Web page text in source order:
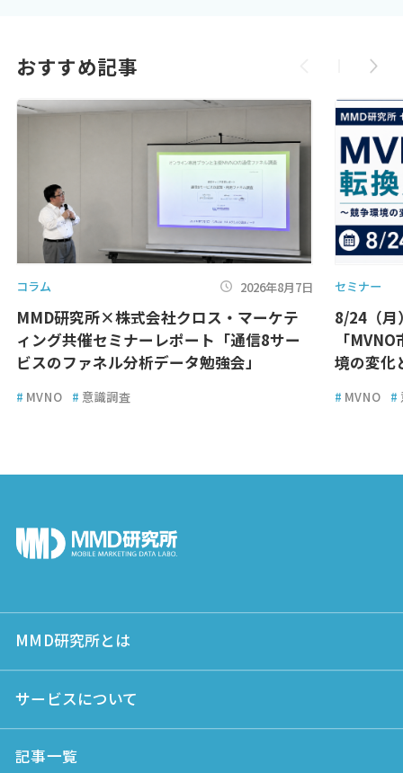
おすすめ記事
コラム 2026年8月7日
MMD研究所×株式会社クロス・マーケテ
ィング共催セミナーレポート「通信8サー
ビスのファネル分析データ勉強会」
# MVNO # 意識調査
セミナー
8/24（月
「
境の変化
# MVNO #
MMD研究所とは
サービスについて
記事一覧